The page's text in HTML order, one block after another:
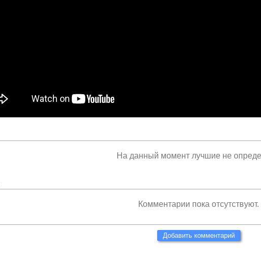
На данный момент лучшие не
Комментарии пока отсутствуют.
Добавить комментарий